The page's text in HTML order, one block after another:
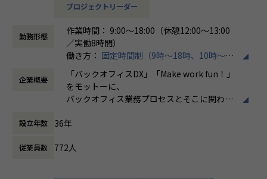
しております！
是非ご覧ください！
HOPES blog：https://blog.hopes-ise.co.jp/
【業務の変更の範囲】
IT開発関連業務
売上過去最高記録を更新している当社では、今まさに第二次
準大手から中堅規模の企業に特化して、プライム案件、ERP
導入案件、DX推進案件の拡大に注力しております。
公共系PJのPMまたはPLとして組織を一緒に作っていただけ
る方を募集しております。
【ポジションの魅力】
スで、事業拡大の一役を担えます！
じた昇給の実現が可能です。
プロジェクトリーダー
勤務形態
作業時間： 9:00～18:00（休憩12:00～13:00
／実働8時間）
働き方： 固定時間制（9時～18時、10時～19
時など）
時間外労働の有無： 有（月平均10時間）
休憩時間： 60分
企業概要
「バックオフィスDX」「Make work fun！」
をモットーに、
バックオフィス業務プロセスとそこに関わる
企業競争力を向上させることを使命としてい
設立年数 36年
従業員数 772人